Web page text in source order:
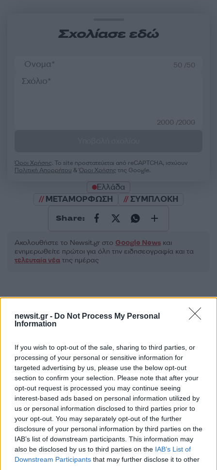
newsit.gr - Do Not Process My Personal
Information
If you wish to opt-out of the sale, sharing to third parties, or
processing of your personal or sensitive information for
targeted advertising by us, please use the below opt-out
section to confirm your selection. Please note that after your
opt-out request is processed you may continue seeing
interest-based ads based on personal information utilized by
us or personal information disclosed to third parties prior to
your opt-out. You may separately opt-out of the further
disclosure of your personal information by third parties on the
IAB’s list of downstream participants. This information may
also be disclosed by us to third parties on the IAB’s List of
Downstream Participants that may further disclose it to other
Σχολίασε εδώ
50 /50
2000 /2000
Όροι Χρήσης. Το site προστατεύεται από reCAPTCHA, ισχύουν
Πολιτική Απορρήτου &Όροι Χρήσης της Google.
Ελλάδα
ΜΕΤΑΜΟΡΦΩΣΗ
ΣΥΜΠΛΟΚΗ
Share:
Ακολουθήστε το Νewsit.gr στο Google News και
ενημερωθείτε πρώτοι για όλη την ειδησεογραφία και τα
τελευταία νέα της ημέρας
Πιο δημοφιλή
1 Ο Κώστας Σαμαράς δημοσίευσε μία παιδική
φωτογραφία για την επέτειο θανάτου της
αδελφής του, Λένας
2Δολοφονία Βρετανίδας στην Κυψέλη: Οι
δύο καταθέσεις «κλειδί» της συζύγου του
26χρονου Αφγανού – Το στίγμα του
κινητού, η θεία από την Ινδία και τα
απειλητικά μηνύματα
3Η Ελένη Φωτοπούλου ευχήθηκε για τη
γιορτή του Άκη Παυλόπουλου: «Δεκαπέντε
χρόνια μου διδάσκει υπομονή και αγάπη»
4«Αφιέρωσε τη ζωή της στο να βοηθά
ανθρώπους που είχαν ανάγκη» - Η πρώτη